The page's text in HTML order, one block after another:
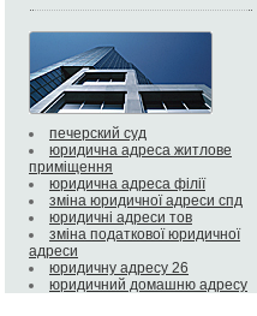
печерский суд
юридична адреса житлове
приміщення
юридична адреса філії
зміна юридичної адреси спд
юридичні адреси тов
зміна податкової юридичної
адреси
юридичну адресу 26
юридичний домашню адресу